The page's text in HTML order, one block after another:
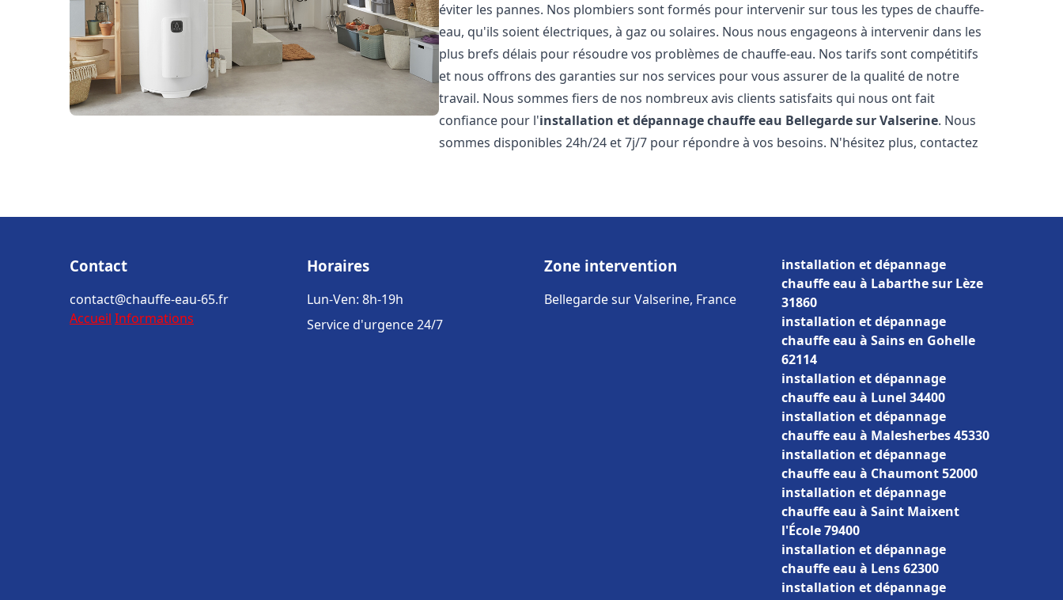
éviter les pannes. Nos plombiers sont formés pour intervenir sur tous les types de chauffe-
eau, qu'ils soient électriques, à gaz ou solaires. Nous nous engageons à intervenir dans les
plus brefs délais pour résoudre vos problèmes de chauffe-eau. Nos tarifs sont compétitifs
et nous offrons des garanties sur nos services pour vous assurer de la qualité de notre
travail. Nous sommes fiers de nos nombreux avis clients satisfaits qui nous ont fait
confiance pour l'installation et dépannage chauffe eau Bellegarde sur Valserine. Nous
sommes disponibles 24h/24 et 7j/7 pour répondre à vos besoins. N'hésitez plus, contactez
Contact
contact@chauffe-eau-65.fr
Accueil Informations
Horaires
Lun-Ven: 8h-19h
Service d'urgence 24/7
Zone intervention
Bellegarde sur Valserine, France
installation et dépannage
chauffe eau à Labarthe sur Lèze
31860
installation et dépannage
chauffe eau à Sains en Gohelle
62114
installation et dépannage
chauffe eau à Lunel 34400
installation et dépannage
chauffe eau à Malesherbes 45330
installation et dépannage
chauffe eau à Chaumont 52000
installation et dépannage
chauffe eau à Saint Maixent
l'École 79400
installation et dépannage
chauffe eau à Lens 62300
installation et dépannage